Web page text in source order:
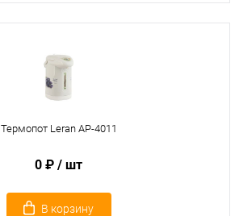
Термопот Leran AP-4011
0 ₽ / шт
В корзину